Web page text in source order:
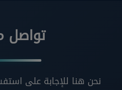
تواصل
نحن هنا للإجابة على